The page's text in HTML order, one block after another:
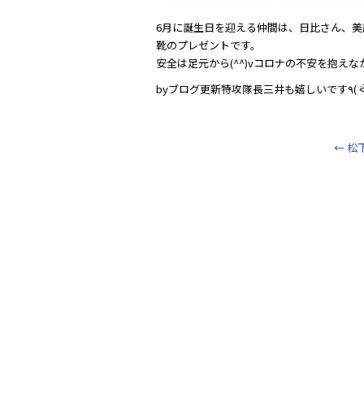
6月に誕生日を迎える仲間は、日比さん、
靴のプレゼントです。
安全は足元から(^^)vコロナの不安を抱えな
←松